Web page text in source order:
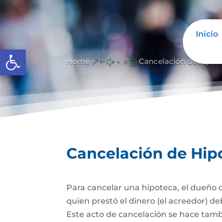
Abrir barra de herramientas
Inicio
Home &#x39; Cancelación de
Cancelación de
Para cancelar una hipoteca, el
quien prestó el dinero (el acreedor)
Este acto de cancelación se hace